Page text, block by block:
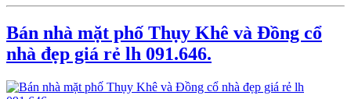
Bán nhà mặt phố Thụy Khê và Đồng cổ
nhà đẹp giá rẻ lh 091.646.